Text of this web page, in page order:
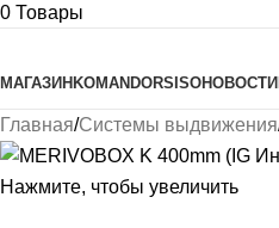
0 Товары
МАГАЗИН KOMANDORSISOНОВОСТИ
Главная Системы выдвижения
Нажмите, чтобы увеличить